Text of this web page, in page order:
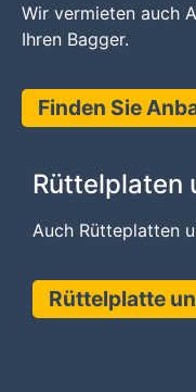
Wir vermieten auch
Ihren Bagger.
Finden Sie
Rüttelplaten
Auch Rütteplatten
Rüttelplatte